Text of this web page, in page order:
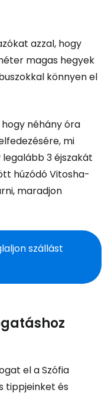
azzal, hogy
magas hegyek
könnyen el
néhány óra
mi
3 éjszakát
húzódó Vitosha-
maradjon
szállást
el a Szófia
tippjeinket és